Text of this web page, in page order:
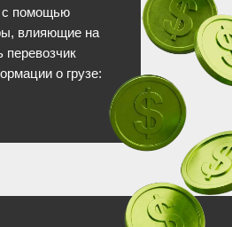
с помощью
влияющие на
перевозчик
о грузе: